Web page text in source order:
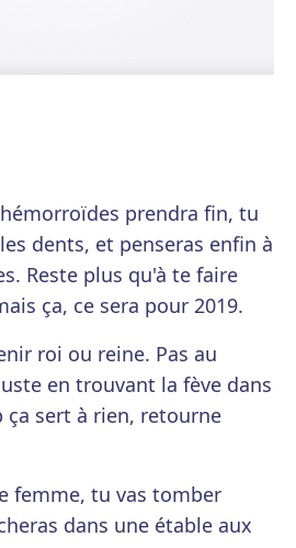
prendra fin, tu
dents, et penseras enfin à
Reste plus qu'à te faire
ça, ce sera pour 2019.
roi ou reine. Pas au
en trouvant la fève dans
ça sert à rien, retourne
femme, tu vas tomber
dans une étable aux